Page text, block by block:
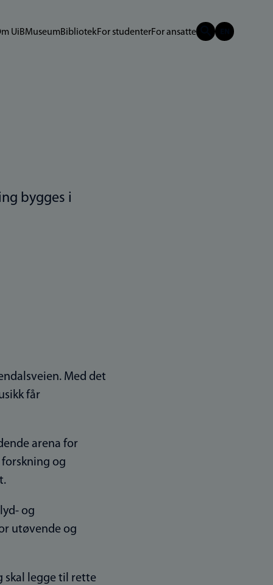
UiBMuseumBibliotekFor studenterFor ansatte
bygges i
Med det
får
arena for
og
og
utøvende og
skal legge til rette